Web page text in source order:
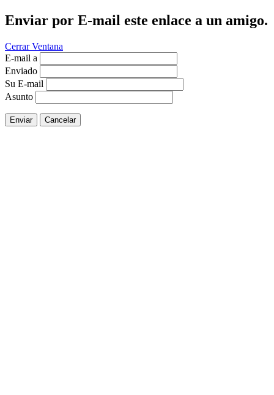
Enviar por E-mail este enlace a un amigo.
Cerrar Ventana
E-mail a
Enviado
Su E-mail
Asunto
Enviar Cancelar